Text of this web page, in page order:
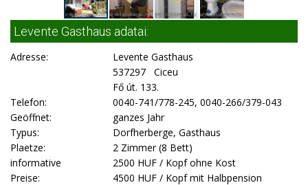
Levente Gasthaus adatai:
Adresse:
Levente Gasthaus
537297 Ciceu
Fő út. 133.
Telefon:
0040-741/778-245, 0040-266/379-043
Geöffnet:
ganzes Jahr
Typus:
Dorfherberge, Gasthaus
Plaetze:
2 Zimmer (8 Bett)
informative
Preise:
2500 HUF / Kopf ohne Kost
4500 HUF / Kopf mit Halbpension